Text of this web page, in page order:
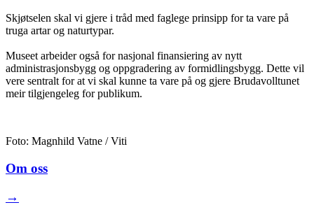
Skjøtselen skal vi gjere i tråd med faglege prinsipp for ta vare på
truga artar og naturtypar.
Museet arbeider også for nasjonal finansiering av nytt
administrasjonsbygg og oppgradering av formidlingsbygg. Dette vil
vere sentralt for at vi skal kunne ta vare på og gjere Brudavolltunet
meir tilgjengeleg for publikum.
Foto: Magnhild Vatne / Viti
Om oss
→